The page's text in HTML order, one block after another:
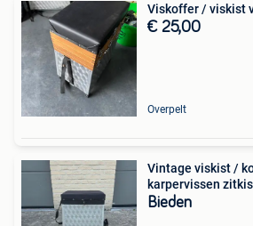
Viskoffer / viskist
€ 25,00
Overpelt
Vintage viskist /
karpervissen
Bieden